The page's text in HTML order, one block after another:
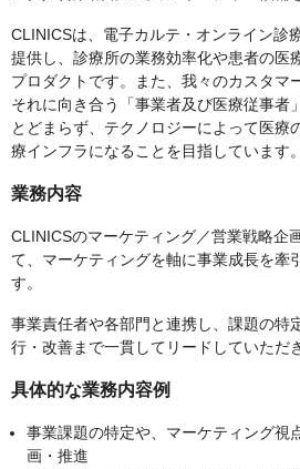
CLINICSは、電子カルテ・オンライン診
提供し、診療所の業務効率化や患者の医
プロダクトです。また、我々のカスタマ
それに向き合う「事業者及び医療従事者
とどまらず、テクノロジーによって医療
療インフラになることを目指しています。
業務内容
CLINICSのマーケティング／営業戦略企
て、マーケティングを軸に事業成長を牽
す。
事業責任者や各部門と連携し、課題の特
行・改善まで一貫してリードしていただ
具体的な業務内容例
事業課題の特定や、マーケティング視
画・推進